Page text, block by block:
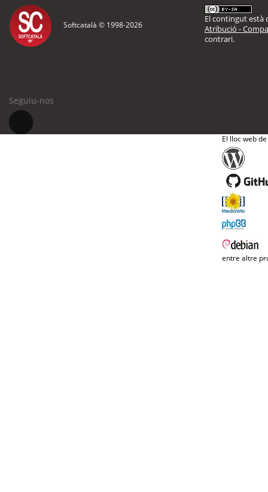
Softcatalà © 1998-2026
El contingut està
Atribució -
contrari.
Seguiu-nos
El lloc web
entre altre